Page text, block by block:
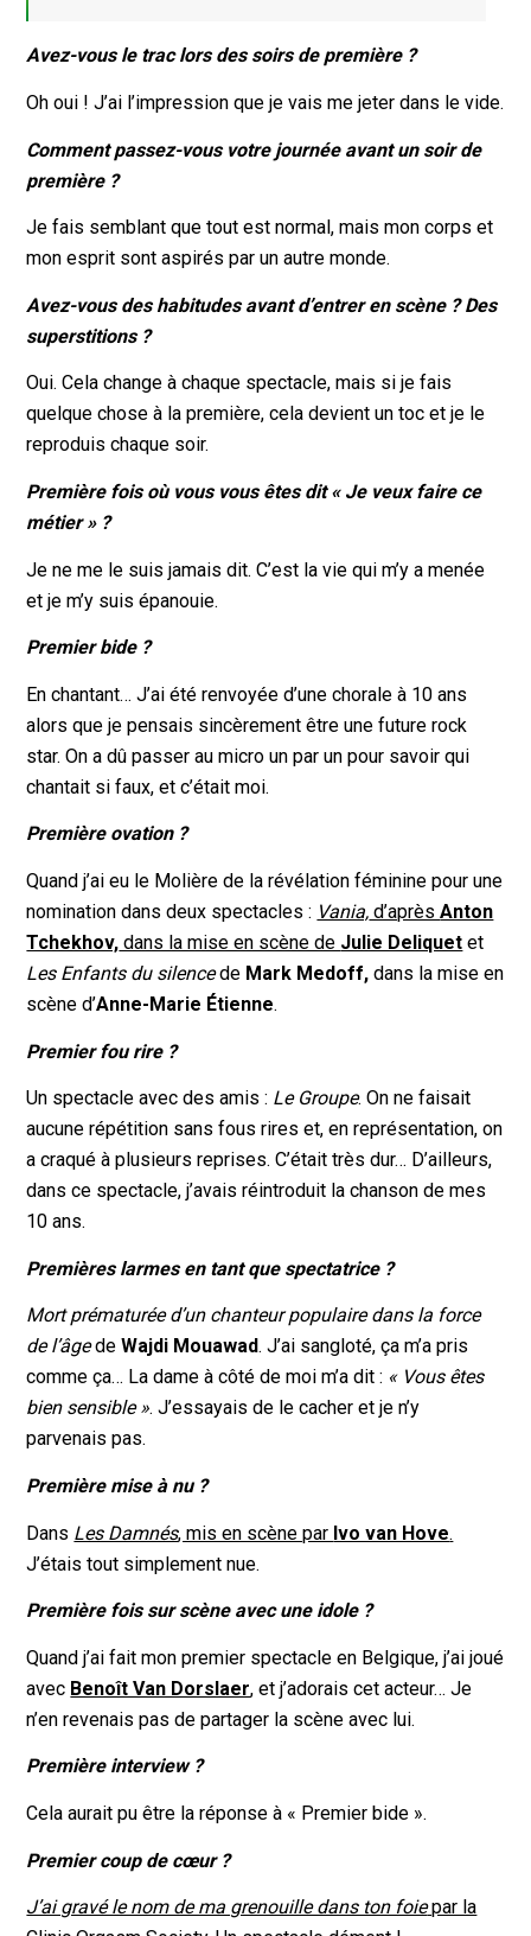
Avez-vous le trac lors des soirs de première ?
Oh oui ! J’ai l’impression que je vais me jeter dans le vide.
Comment passez-vous votre journée avant un soir de
première ?
Je fais semblant que tout est normal, mais mon corps et
mon esprit sont aspirés par un autre monde.
Avez-vous des habitudes avant d’entrer en scène ? Des
superstitions ?
Oui. Cela change à chaque spectacle, mais si je fais
quelque chose à la première, cela devient un toc et je le
reproduis chaque soir.
Première fois où vous vous êtes dit « Je veux faire ce
métier » ?
Je ne me le suis jamais dit. C’est la vie qui m’y a menée
et je m’y suis épanouie.
Premier bide ?
En chantant… J’ai été renvoyée d’une chorale à 10 ans
alors que je pensais sincèrement être une future rock
star. On a dû passer au micro un par un pour savoir qui
chantait si faux, et c’était moi.
Première ovation ?
Quand j’ai eu le Molière de la révélation féminine pour une
nomination dans deux spectacles : Vania, d’aprèsAnton
Tchekhov, dans la mise en scène de Julie Deliquet et
Les Enfants du silencede Mark Medoff, dans la mise en
scène d’Anne-Marie Étienne.
Premier fou rire ?
Un spectacle avec des amis : Le Groupe. On ne faisait
aucune répétition sans fous rires et, en représentation, on
a craqué à plusieurs reprises. C’était très dur… D’ailleurs,
dans ce spectacle, j’avais réintroduit la chanson de mes
10 ans.
Premières larmes en tant que spectatrice ?
Mort prématurée d’un chanteur populaire dans la force
de l’âgedeWajdi Mouawad. J’ai sangloté, ça m’a pris
comme ça… La dame à côté de moi m’a dit : « Vous êtes
bien sensible ». J’essayais de le cacher et je n’y
parvenais pas.
Première mise à nu ?
Dans Les Damnés, mis en scène par Ivo van Hove.
J’étais tout simplement nue.
Première fois sur scène avec une idole ?
Quand j’ai fait mon premier spectacle en Belgique, j’ai joué
avec Benoît Van Dorslaer, et j’adorais cet acteur… Je
n’en revenais pas de partager la scène avec lui.
Première interview ?
Cela aurait pu être la réponse à « Premier bide ».
Premier coup de cœur ?
J’ai gravé le nom de ma grenouille dans ton foiepar la